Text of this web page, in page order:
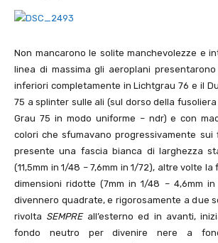
Non mancarono le solite manchevolezze e
linea di massima gli aeroplani
inferiori completamente in Lichtgrau 76 e il
75 a splinter sulle ali (sul dorso della
Grau 75 in modo uniforme – ndr) e con
colori che sfumavano progressivamente sui
presente una fascia bianca di larghezza
(11,5mm in 1/48 – 7,6mm in 1/72), altre volte
dimensioni ridotte (7mm in 1/48 – 4,6mm in
divennero quadrate, e rigorosamente a due
rivolta SEMPREall’esterno ed in avanti,
fondo neutro per divenire nere a